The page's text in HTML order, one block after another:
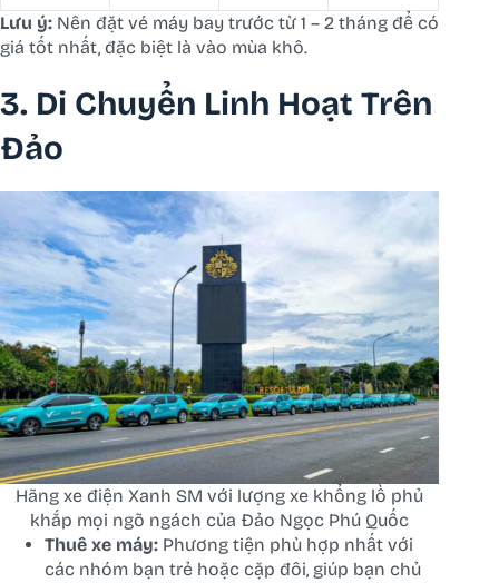
Lưu ý: Nên đặt vé máy bay trước từ 1 – 2 tháng để có
giá tốt nhất, đặc biệt là vào mùa khô.
3. Di Chuyển Linh Hoạt Trên
Đảo
Hãng xe điện Xanh SM với lượng xe khổng lồ phủ
khắp mọi ngõ ngách của Đảo Ngọc Phú Quốc
Thuê xe máy: Phương tiện phù hợp nhất với
các nhóm bạn trẻ hoặc cặp đôi, giúp bạn chủ